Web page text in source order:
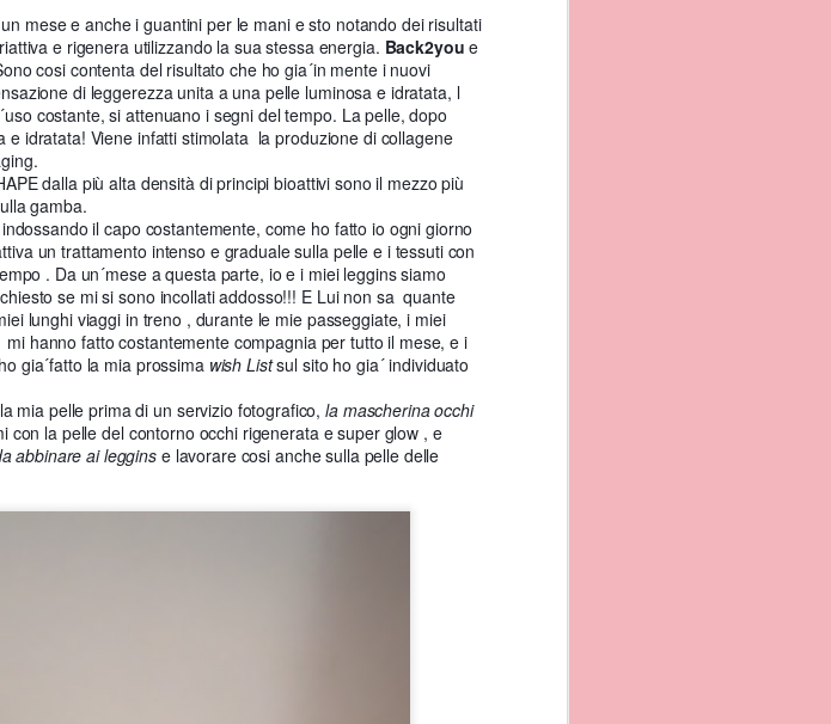
mese e anche i guantini per le mani e sto notando dei risultati
e rigenera utilizzando la sua stessa energia. Back2youe
cosi contenta del risultato che ho gia´in mente i nuovi
di leggerezza unita a una pelle luminosa e idratata, l
costante, si attenuano i segni del tempo. La pelle, dopo
e idratata! Viene infatti stimolata la produzione di collagene
dalla più alta densità di principi bioattivi sono il mezzo più
gamba.
il capo costantemente, come ho fatto io ogni giorno
un trattamento intenso e graduale sulla pelle e i tessuti con
. Da un´mese a questa parte, io e i miei leggins siamo
se mi si sono incollati addosso!!! E Lui non sa quante
lunghi viaggi in treno , durante le mie passeggiate, i miei
hanno fatto costantemente compagnia per tutto il mese, e i
gia´fatto la mia prossima wish Listsul sito ho gia´ individuato
mia pelle prima di un servizio fotografico,la mascherina occhi
la pelle del contorno occhi rigenerata e super glow , e
abbinare ai leggins e lavorare cosi anche sulla pelle delle
per chi visita Procida. Il panorama da qui e´uno dei motivi
fanno emozionare.
per molti anni un penitenziario per ergastolani, e´stato
di San Michele (XVI sec.) nucleo religioso e culturale, l
Meridionale.